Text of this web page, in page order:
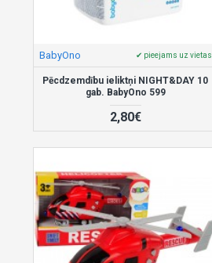
BabyOno ✔ pieejams uz vietas
Pēcdzemdību ieliktņi NIGHT&DAY 10
gab. BabyOno 599
2,80€